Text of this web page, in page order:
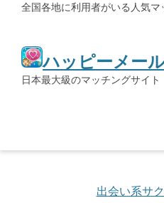
全国各地に利用者がいる人気マ
ハッピーメー
日本最大級のマッチングサイト
出会い系サ